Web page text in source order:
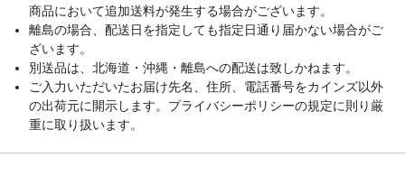
商品において追加送料が発生する場合がございます。
離島の場合、配送日を指定しても指定日通り届かない場合がご
ざいます。
別送品は、北海道・沖縄・離島への配送は致しかねます。
ご入力いただいたお届け先名、住所、電話番号をカインズ以外
の出荷元に開示します。プライバシーポリシーの規定に則り厳
重に取り扱います。